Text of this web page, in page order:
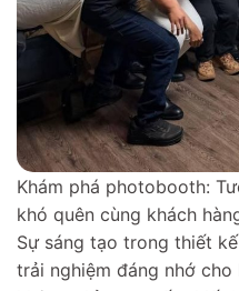
Khám phá photobooth:
khó quên cùng khách
Sự sáng tạo trong thiết
trải nghiệm đáng nhớ cho